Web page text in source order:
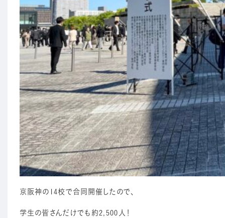
京阪神の14校で合同開催したので、
学生の皆さんだけでも約2,500人！